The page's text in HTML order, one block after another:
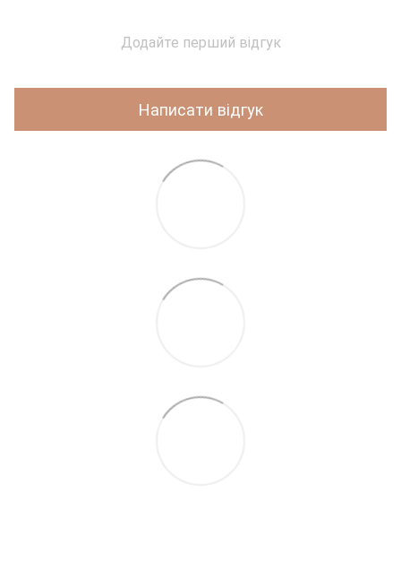
Додайте перший відгук
Написати відгук